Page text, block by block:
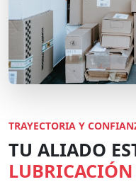
TRAYECTORIA Y
TU ALIADO
LUBRICACIÓN